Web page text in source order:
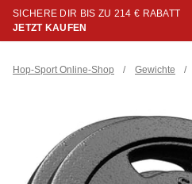
SICHERE DIR BIS ZU 214 € RABATT
JETZT KAUFEN
Hop-Sport Online-Shop / Gewichte /